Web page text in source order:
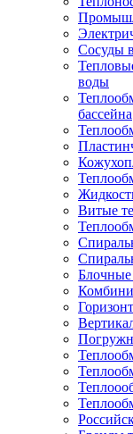
Сосуды
воды
бассейна
Витые